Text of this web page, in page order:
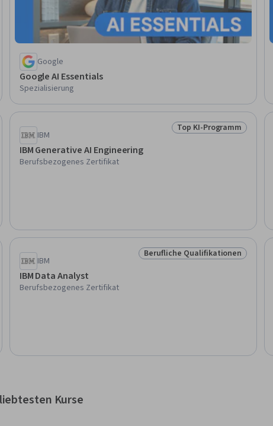
Google
Google AI Essentials
Spezialisierung
Status: Top KI-
Top KI-Programm
IBM
IBM Generative AI Engineering
Berufsbezogenes Zertifikat
Status: Berufliche
Berufliche Qualifikationen
IBM
IBM Data Analyst
Berufsbezogenes Zertifikat
Kurse